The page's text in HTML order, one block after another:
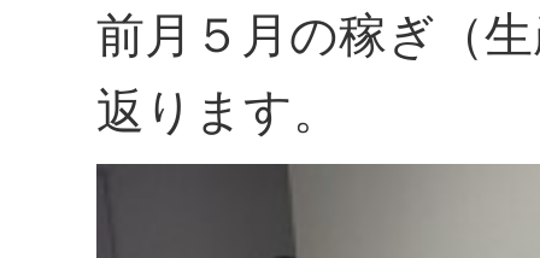
前月５月の稼ぎ（
返ります。